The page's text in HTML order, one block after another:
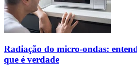
Radiação do micro-ondas:
que é verdade